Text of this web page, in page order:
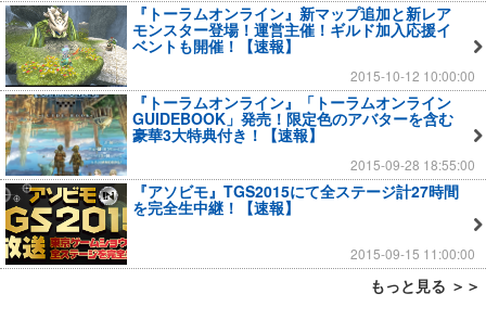
『トーラムオンライン』新マップ追加と新レア
モンスター登場！運営主催！ギルド加入応援イ
ベントも開催！【速報】
2015-10-12 10:00:00
『トーラムオンライン』「トーラムオンライン
GUIDEBOOK」発売！限定色のアバターを含む
豪華3大特典付き！【速報】
2015-09-28 18:55:00
『アソビモ』TGS2015にて全ステージ計27時間
を完全生中継！【速報】
2015-09-15 11:00:00
もっと見る ＞＞